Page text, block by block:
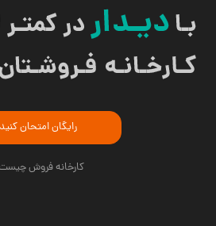
رایگان امتحان کنید
کارخانه فروش